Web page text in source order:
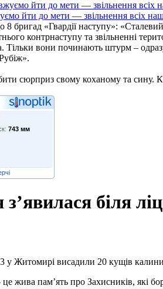
йти до мети — звільнення всіх
8 бригад «Гвардії наступу»:
контрнаступу та звільненні
Тільки вони починають штурм –
сюрприз свому коханому та сину.
743 мм
з’явилася біля
Житомирі висадили 20 кущів
жива пам’ять про Захисників, які